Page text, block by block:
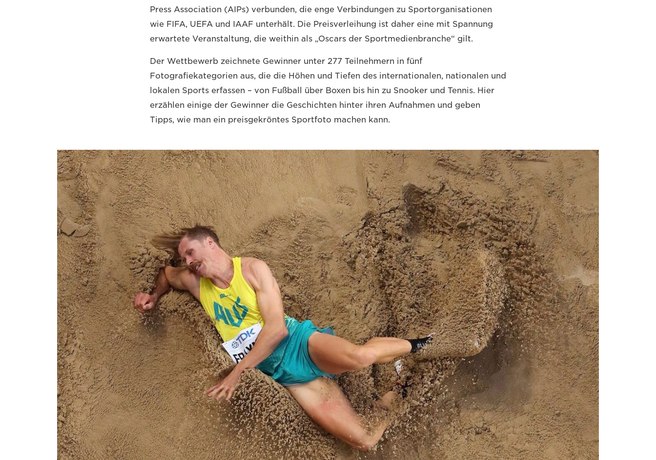
Press Association (AIPs) verbunden, die enge Verbindungen zu Sportorganisationen
wie FIFA, UEFA und IAAF unterhält. Die Preisverleihung ist daher eine mit Spannung
erwartete Veranstaltung, die weithin als „Oscars der Sportmedienbranche“ gilt.
Der Wettbewerb zeichnete Gewinner unter 277 Teilnehmern in fünf
Fotografiekategorien aus, die die Höhen und Tiefen des internationalen, nationalen und
lokalen Sports erfassen – von Fußball über Boxen bis hin zu Snooker und Tennis. Hier
erzählen einige der Gewinner die Geschichten hinter ihren Aufnahmen und geben
Tipps, wie man ein preisgekröntes Sportfoto machen kann.